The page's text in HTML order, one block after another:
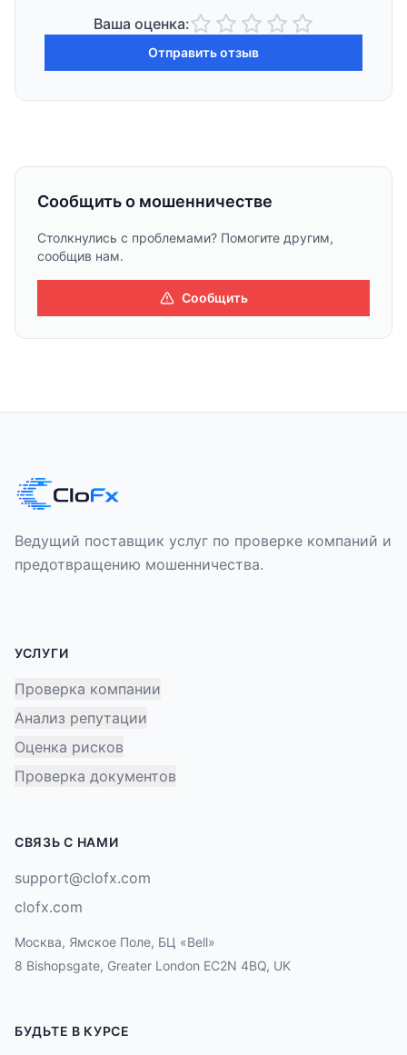
Ваша оценка:
Отправить отзыв
Сообщить о мошенничестве
Столкнулись с проблемами? Помогите другим,
сообщив нам.
Сообщить
Ведущий поставщик услуг по проверке компаний и
предотвращению мошенничества.
УСЛУГИ
Проверка компании
Анализ репутации
Оценка рисков
Проверка документов
СВЯЗЬ С НАМИ
support@clofx.com
clofx.com
Москва, Ямское Поле, БЦ «Bell»
8 Bishopsgate, Greater London EC2N 4BQ, UK
БУДЬТЕ В КУРСЕ